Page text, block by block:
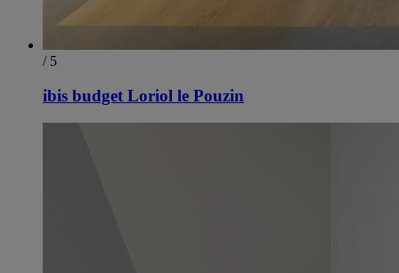
/ 5
ibis budget Loriol le Pouzin